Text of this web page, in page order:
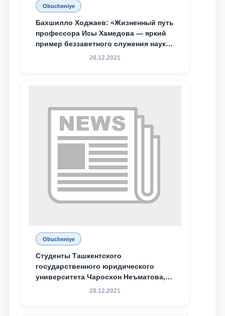
Obucheniye
Бахшилло Ходжаев: «Жизненный путь
профессора Исы Хамедова — яркий
пример беззаветного служения науке,
Родине и воспитанию молодого
28.12.2021
Obucheniye
Студенты Ташкентского
государственного юридического
университета Чаросхон Неъматова,
Севдо Хакимходжаева, Анбарой
28.12.2021